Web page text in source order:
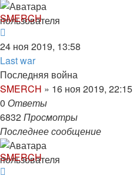
SMERCH
24 ноя 2019, 13:58
Last war
Последняя война
SMERCH » 16 ноя 2019, 22:15
0 Ответы
6832Просмотры
Последнее сообщение
SMERCH